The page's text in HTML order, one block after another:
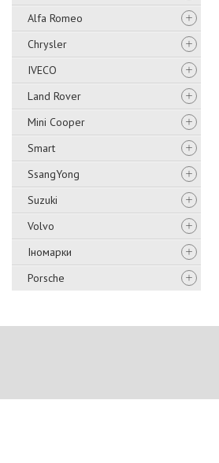
Alfa Romeo
Chrysler
IVECO
Land Rover
Mini Cooper
Smart
SsangYong
Suzuki
Volvo
Іномарки
Porsche